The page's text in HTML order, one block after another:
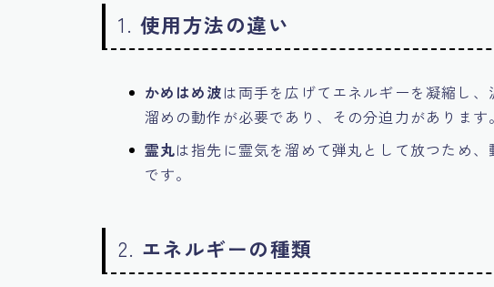
1. 使用方法の違い
かめはめ波は両手を広げてエネルギーを凝縮し
溜めの動作が必要であり、その分迫力があります。
霊丸は指先に霊気を溜めて弾丸として放つため
です。
2. エネルギーの種類